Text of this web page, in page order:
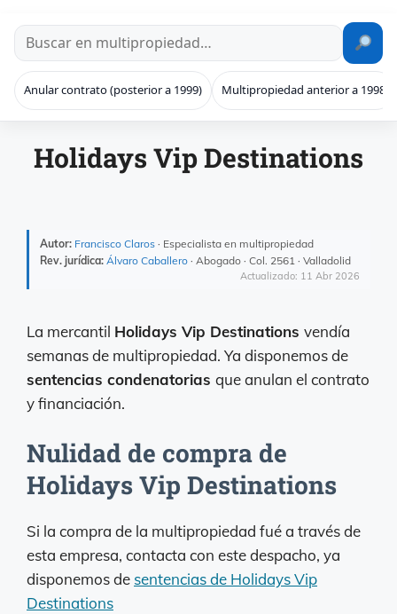
Anular contrato (posterior a 1999) Multipropiedad anterior a 1998
Holidays Vip Destinations
Autor: Francisco Claros · Especialista en multipropiedad
Rev. jurídica: Álvaro Caballero · Abogado · Col. 2561 · Valladolid
Actualizado: 11 Abr 2026
La mercantil Holidays Vip Destinations vendía
semanas de multipropiedad. Ya disponemos de
sentencias condenatorias que anulan el contrato
y financiación.
Nulidad de compra de
Holidays Vip Destinations
Si la compra de la multipropiedad fué a través de
esta empresa, contacta con este despacho, ya
disponemos de sentencias de Holidays Vip
Destinations